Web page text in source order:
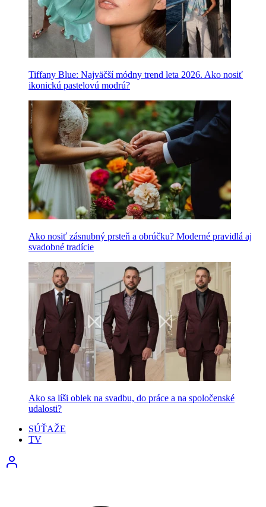
Tiffany Blue: Najväčší módny trend leta 2026. Ako nosiť
ikonickú pastelovú modrú?
Ako nosiť zásnubný prsteň a obrúčku? Moderné pravidlá aj
svadobné tradície
Ako sa líši oblek na svadbu, do práce a na spoločenské
udalosti?
SÚŤAŽE
TV